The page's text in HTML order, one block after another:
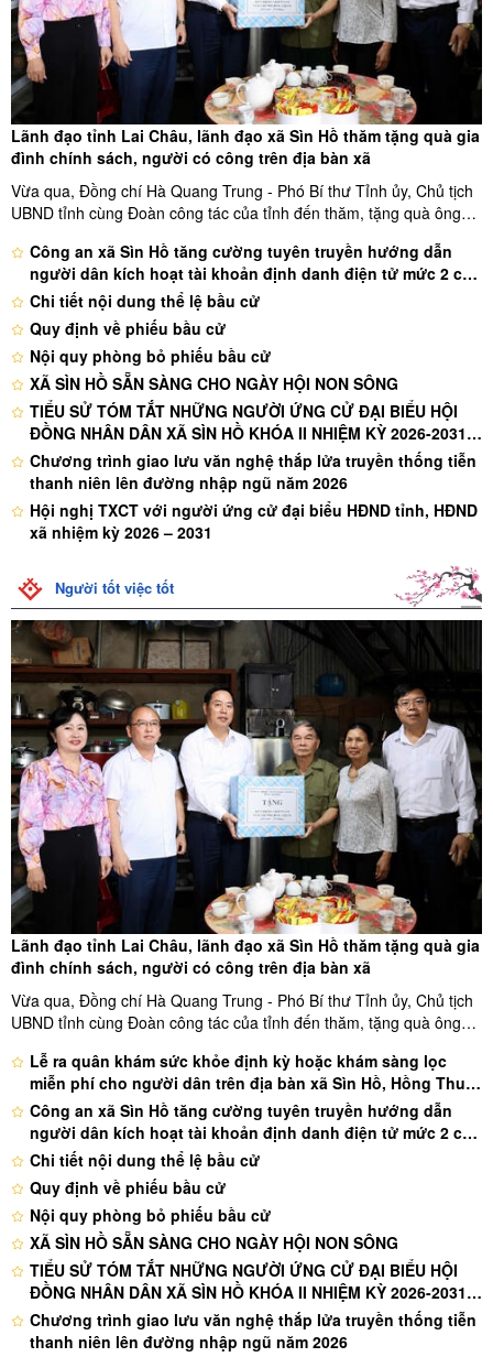
Lãnh đạo tỉnh Lai Châu, lãnh đạo xã Sìn Hồ thăm tặng quà gia
đình chính sách, người có công trên địa bàn xã
Vừa qua, Đồng chí Hà Quang Trung - Phó Bí thư Tỉnh ủy, Chủ tịch
UBND tỉnh cùng Đoàn công tác của tỉnh đến thăm, tặng quà ông
hóa học ở thôn 4 xã Sìn Hồ và Bệnh binh Phùng Sìn Heng ở bản ...
Công an xã Sìn Hồ tăng cường tuyên truyền hướng dẫn
người dân kích hoạt tài khoản định danh điện tử mức 2 cho
công dân từ 6-14 tuổi trên địa bàn xã
Chi tiết nội dung thể lệ bầu cử
Quy định về phiếu bầu cử
Nội quy phòng bỏ phiếu bầu cử
XÃ SÌN HỒ SẴN SÀNG CHO NGÀY HỘI NON SÔNG
TIỂU SỬ TÓM TẮT NHỮNG NGƯỜI ỨNG CỬ ĐẠI BIỂU HỘI
ĐỒNG NHÂN DÂN XÃ SÌN HỒ KHÓA II NHIỆM KỲ 2026-2031-
ĐƠN VỊ BẦU CỬ SỐ 1
Chương trình giao lưu văn nghệ thắp lửa truyền thống tiễn
thanh niên lên đường nhập ngũ năm 2026
Hội nghị TXCT với người ứng cử đại biểu HĐND tỉnh, HĐND
xã nhiệm kỳ 2026 – 2031
Trung tâm Chính trị huyện Sìn Hồ Khai giảng lớp Bồi dưỡng
lý luận chính trị dành cho Đảng viên mới khóa 1, năm 2025
Cán bộ, đảng viên và Nhân dân huyện Sìn Hồ cần nhận
thức đúng đắn về cuộc cách mạng tinh gọn bộ máy
Sìn Hồ biểu dương khen thưởng điển hình trong Học tập và
làm theo tư tưởng, đạo đức, phong cách Hồ Chí Minh
Người tốt việc tốt
Lãnh đạo tỉnh Lai Châu, lãnh đạo xã Sìn Hồ thăm tặng quà gia
đình chính sách, người có công trên địa bàn xã
Vừa qua, Đồng chí Hà Quang Trung - Phó Bí thư Tỉnh ủy, Chủ tịch
UBND tỉnh cùng Đoàn công tác của tỉnh đến thăm, tặng quà ông
hóa học ở thôn 4 xã Sìn Hồ và Bệnh binh Phùng Sìn Heng ở bản ...
Lễ ra quân khám sức khỏe định kỳ hoặc khám sàng lọc
miễn phí cho người dân trên địa bàn xã Sìn Hồ, Hồng Thu,
Tủa Sín Chải đợt 1 năm 2026
Công an xã Sìn Hồ tăng cường tuyên truyền hướng dẫn
người dân kích hoạt tài khoản định danh điện tử mức 2 cho
công dân từ 6-14 tuổi trên địa bàn xã
Chi tiết nội dung thể lệ bầu cử
Quy định về phiếu bầu cử
Nội quy phòng bỏ phiếu bầu cử
XÃ SÌN HỒ SẴN SÀNG CHO NGÀY HỘI NON SÔNG
TIỂU SỬ TÓM TẮT NHỮNG NGƯỜI ỨNG CỬ ĐẠI BIỂU HỘI
ĐỒNG NHÂN DÂN XÃ SÌN HỒ KHÓA II NHIỆM KỲ 2026-2031-
ĐƠN VỊ BẦU CỬ SỐ 1
Chương trình giao lưu văn nghệ thắp lửa truyền thống tiễn
thanh niên lên đường nhập ngũ năm 2026